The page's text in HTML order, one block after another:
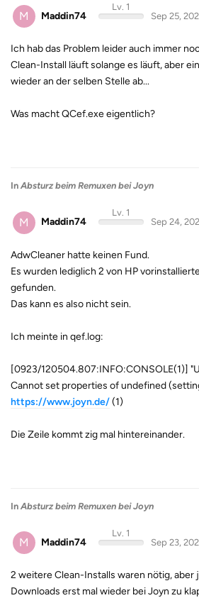
M Maddin74
Lv. 1
Sep 25,
Ich hab das Problem leider auch immer
Clean-Install läuft solange es läuft, aber
wieder an der selben Stelle ab...
Was macht QCef.exe eigentlich?
In Absturz beim Remuxen bei Joyn
M Maddin74
Lv. 1
Sep 24,
AdwCleaner hatte keinen Fund.
Es wurden lediglich 2 von HP
gefunden.
Das kann es also nicht sein.
Ich meinte in qef.log:
[0923/120504.807:INFO:CONSOLE(1)]
Cannot set properties of undefined
https://www.joyn.de/(1)
Die Zeile kommt zig mal hintereinander.
In Absturz beim Remuxen bei Joyn
M Maddin74
Lv. 1
Sep 23,
2 weitere Clean-Installs waren nötig, aber
Downloads erst mal wieder bei Joyn zu